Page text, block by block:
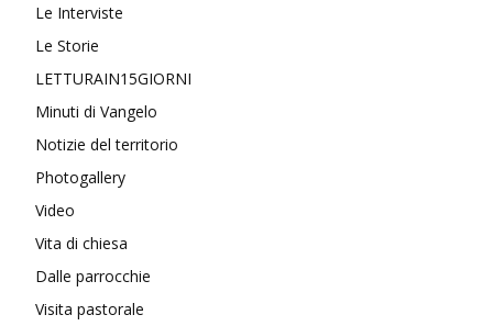
Le Interviste
Le Storie
LETTURAIN15GIORNI
Minuti di Vangelo
Notizie del territorio
Photogallery
Video
Vita di chiesa
Dalle parrocchie
Visita pastorale